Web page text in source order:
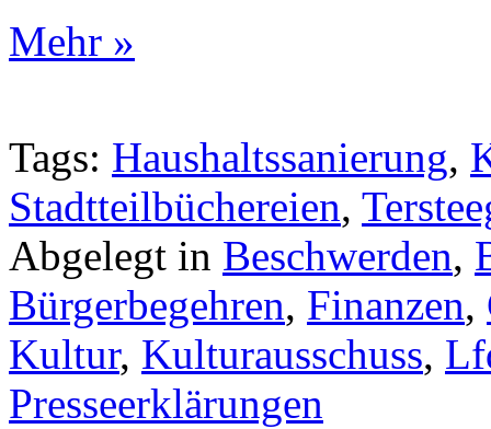
Mehr »
Tags: Haushaltssanierung,
Stadtteilbüchereien,
Abgelegt in Beschwerden,
Bürgerbegehren, Finanzen,
Kultur, Kulturausschuss,
Presseerklärungen